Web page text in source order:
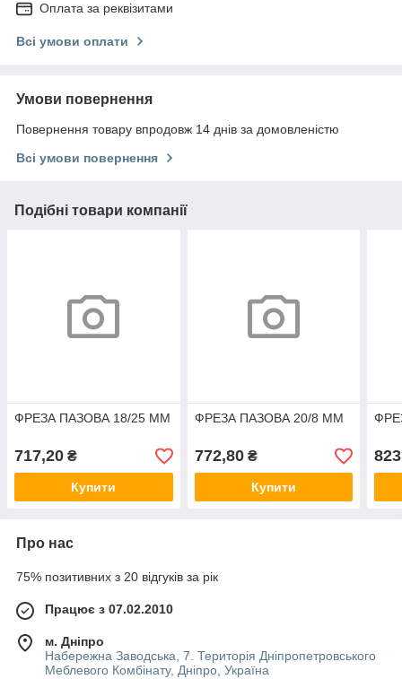
Оплата за реквізитами
Всі умови оплати
Умови повернення
Повернення товару впродовж 14 днів за домовленістю
Всі умови повернення
Подібні товари компанії
ФРЕЗА ПАЗОВА 18/25 MM
717,20 ₴
Купити
ФРЕЗА ПАЗОВА 20/8 MM
772,80₴
Купити
Про нас
75% позитивних з 20 відгуків за рік
Працює з 07.02.2010
м. Дніпро
Набережна Заводська, 7. Територія Дніпропетровського
Меблевого Комбінату, Дніпро, Україна